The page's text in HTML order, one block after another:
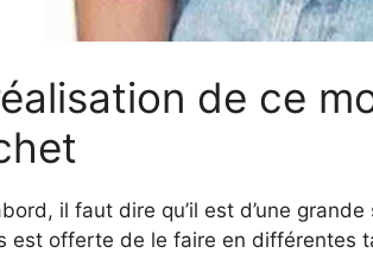
de ce
il faut dire qu’il est d’une
est offerte de le faire en différentes